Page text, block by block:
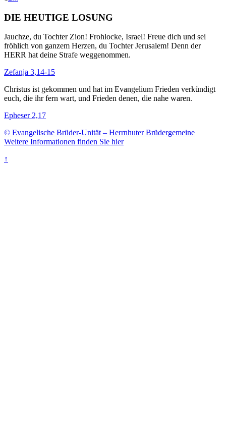
DIE HEUTIGE LOSUNG
Jauchze, du Tochter Zion! Frohlocke, Israel! Freue dich und sei
fröhlich von ganzem Herzen, du Tochter Jerusalem! Denn der
HERR hat deine Strafe weggenommen.
Zefanja 3,14-15
Christus ist gekommen und hat im Evangelium Frieden verkündigt
euch, die ihr fern wart, und Frieden denen, die nahe waren.
Epheser 2,17
© Evangelische Brüder-Unität – Herrnhuter Brüdergemeine
Weitere Informationen finden Sie hier
↑